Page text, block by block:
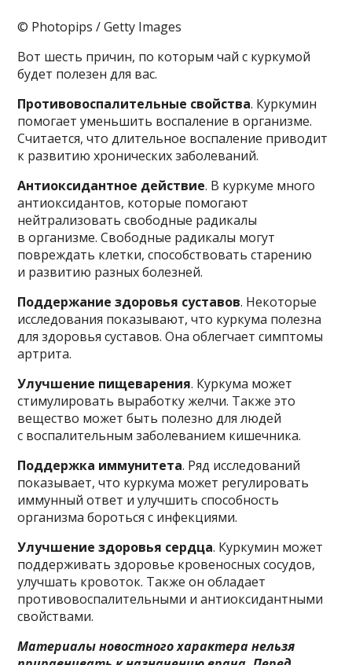
© Photopips / Getty Images
Вот шесть причин, по которым чай с куркумой
будет полезен для вас.
Противовоспалительные свойства. Куркумин
помогает уменьшить воспаление в организме.
Считается, что длительное воспаление приводит
к развитию хронических заболеваний.
Антиоксидантное действие. В куркуме много
антиоксидантов, которые помогают
нейтрализовать свободные радикалы
в организме. Свободные радикалы могут
повреждать клетки, способствовать старению
и развитию разных болезней.
Поддержание здоровья суставов. Некоторые
исследования показывают, что куркума полезна
для здоровья суставов. Она облегчает симптомы
артрита.
Улучшение пищеварения. Куркума может
стимулировать выработку желчи. Также это
вещество может быть полезно для людей
с воспалительным заболеванием кишечника.
Поддержка иммунитета. Ряд исследований
показывает, что куркума может регулировать
иммунный ответ и улучшить способность
организма бороться с инфекциями.
Улучшение здоровья сердца. Куркумин может
поддерживать здоровье кровеносных сосудов,
улучшать кровоток. Также он обладает
противовоспалительными и антиоксидантными
свойствами.
Материалы новостного характера нельзя